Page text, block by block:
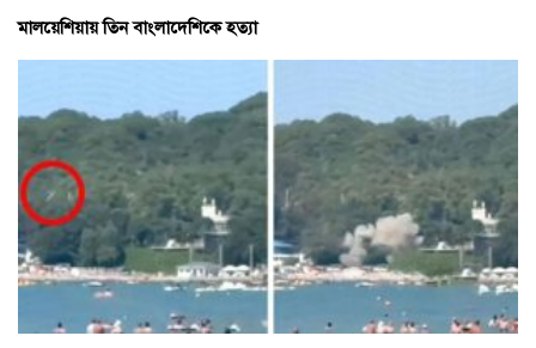
মালয়েশিয়ায় তিন বাংলাদেশিকে হত্যা